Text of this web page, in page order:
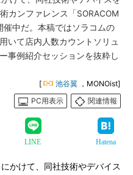
カンファレンス「SORACOM
催中だ。本稿ではソラコムの
いて店内人数カウントソリュ
事例紹介セッションを抜粋し
[ 池谷翼 ，MONOist]
PC用表示
関連情報
LINE Hatena
かけて、同社技術やデバイス